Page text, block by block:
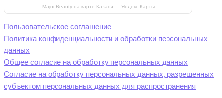
Major-Beauty на карте Казани — Яндекс Карты
Пользовательское соглашение
Политика конфиденциальности и обработки персональных
данных
Общее согласие на обработку персональных данных
Согласие на обработку персональных данных, разрешенных
субъектом персональных данных для распространения